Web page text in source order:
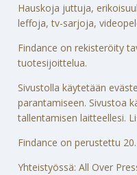
Hauskoja juttuja,
leffoja, tv-sarjoja,
Findance on rekisteröity
tuotesijoittelua.
Sivustolla käytetään
parantamiseen. Sivustoa
tallentamisen laitteellesi.
Findance on perustettu
Yhteistyössä: All Over